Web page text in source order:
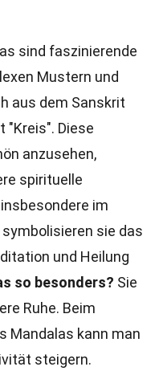
sind faszinierende
Mustern und
aus dem Sanskrit
"Kreis". Diese
anzusehen,
spirituelle
im
sie das
und Heilung
so besonders? Sie
Ruhe. Beim
Mandalas kann man
steigern.